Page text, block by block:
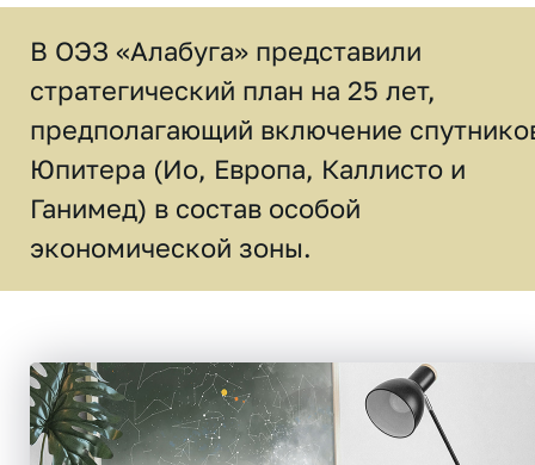
В ОЭЗ «Алабуга» представили
стратегический план на 25 лет,
предполагающий включение
Юпитера (Ио, Европа, Каллисто и
Ганимед) в состав особой
экономической зоны.